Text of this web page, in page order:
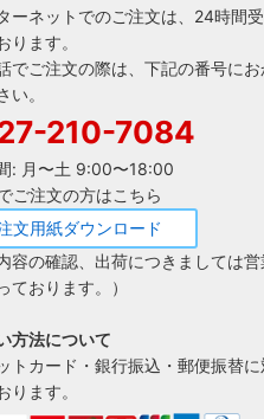
ーネットでのご注文は、24時間
ります。
でご注文の際は、下記の番号に
い。
210-7084
: 月〜土 9:00〜18:00
ご注文の方はこちら
文用紙ダウンロード
容の確認、出荷につきましては
ております。）
方法について
トカード・銀行振込・郵便振替に
ります。